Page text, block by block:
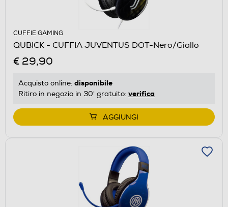
CUFFIE GAMING
QUBICK - CUFFIA JUVENTUS DOT-Nero/Giallo
€ 29,90
Acquisto online: disponibile
Ritiro in negozio in 30' gratuito: verifica
AGGIUNGI